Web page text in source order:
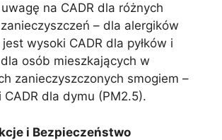
na CADR dla różnych
– dla alergików
wysoki CADR dla pyłków i
osób mieszkających w
zanieczyszczonych smogiem –
CADR dla dymu (PM2.5).
i Bezpieczeństwo